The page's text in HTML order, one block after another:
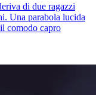
di due ragazzi
Una parabola lucida
comodo capro